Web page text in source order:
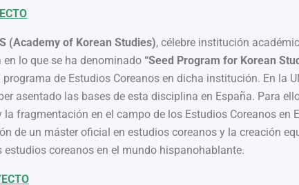
(Academy of Korean Studies), célebre institución
lo que se ha denominado “Seed Program for Korean
de Estudios Coreanos en dicha institución. En la
asentado las bases de esta disciplina en España. Para
la fragmentación en el campo de los Estudios Coreanos
de un máster oficial en estudios coreanos y la creación
estudios coreanos en el mundo hispanohablante.